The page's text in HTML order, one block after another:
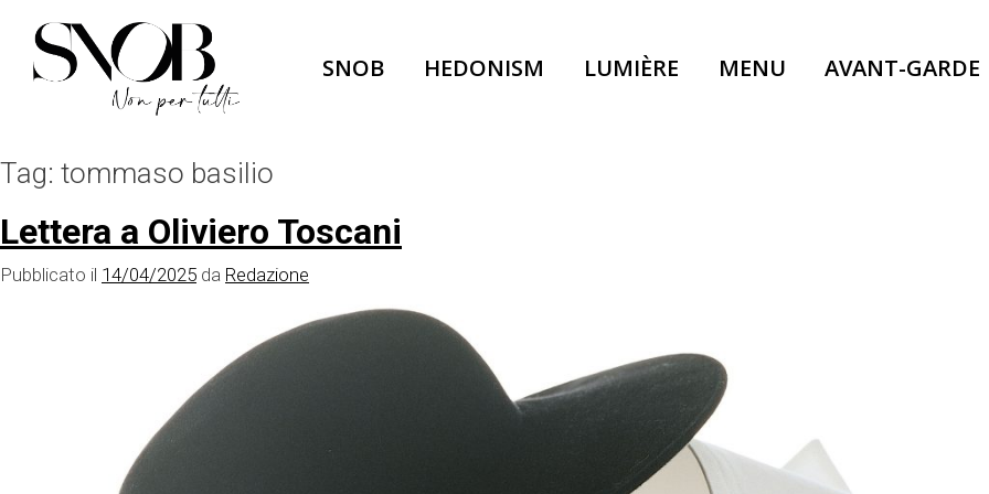
content
SNOB HEDONISM LUMIÈRE MENU AVANT-GARDE
Tag: tommaso basilio
Lettera a Oliviero Toscani
Pubblicato il 14/04/2025 da Redazione